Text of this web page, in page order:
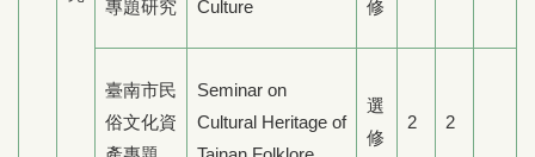
專題研究
Culture
修
臺南市民
俗文化資
Seminar on
Cultural Heritage of
選
修
2 2